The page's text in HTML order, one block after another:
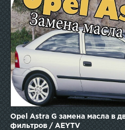
Opel Astra G замена масла в
фильтров / AEYTV